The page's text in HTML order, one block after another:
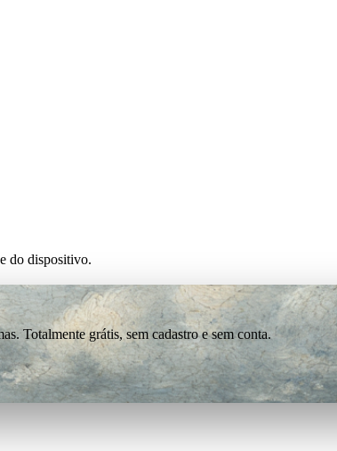
do dispositivo.
Totalmente grátis, sem cadastro e sem conta.